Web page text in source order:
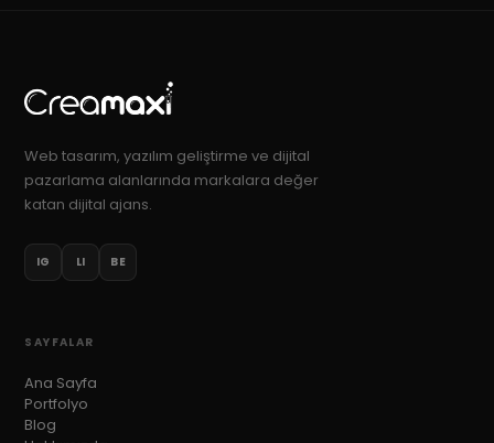
Web tasarım, yazılım geliştirme ve dijital
pazarlama alanlarında markalara değer
katan dijital ajans.
IG LI BE
SAYFALAR
Ana Sayfa
Portfolyo
Blog